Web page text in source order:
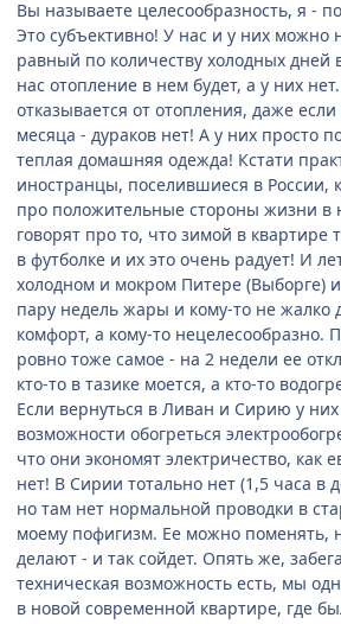
Вы называете целесообразность, я -
Это субъективно! У нас и у них можно
равный по количеству холодных дней
нас отопление в нем будет, а у них
отказывается от отопления, даже
месяца - дураков нет! А у них просто
теплая домашняя одежда! Кстати
иностранцы, поселившиеся в России,
про положительные стороны жизни в
говорят про то, что зимой в квартире
в футболке и их это очень радует! И
холодном и мокром Питере (Выборге)
пару недель жары и кому-то не жалко
комфорт, а кому-то нецелесообразно.
ровно тоже самое - на 2 недели ее
кто-то в тазике моется, а кто-то
Если вернуться в Ливан и Сирию у
возможности обогреться
что они экономят электричество, как
нет! В Сирии тотально нет (1,5 часа в
но там нет нормальной проводки в
моему пофигизм. Ее можно поменять,
делают - и так сойдет. Опять же,
техническая возможность есть, мы
в новой современной квартире, где